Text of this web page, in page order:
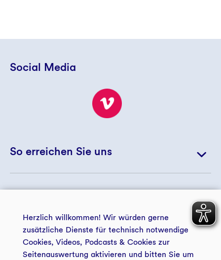
Social Media
So erreichen Sie uns
landwirtschaft@gls-treuhand.de
Zur Kontaktseite
Impressum
zentrale Datenschutzerklärung
Herzlich willkommen! Wir würden gerne
zusätzliche Dienste für technisch notwendige
Cookies, Videos, Podcasts & Cookies zur
Seitenauswertung aktivieren und bitten Sie um